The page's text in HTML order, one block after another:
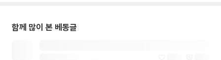
함께 많이 본 베동글